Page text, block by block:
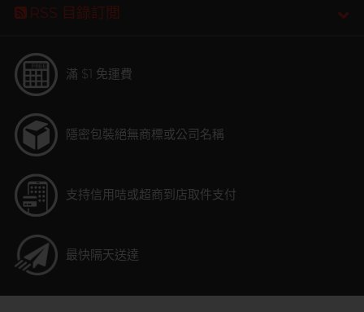
RSS 目錄訂閲
滿 $1 免運費
隱密包裝絕無商標或公司名稱
支持信用咭或超商到店取件支付
最快隔天送達